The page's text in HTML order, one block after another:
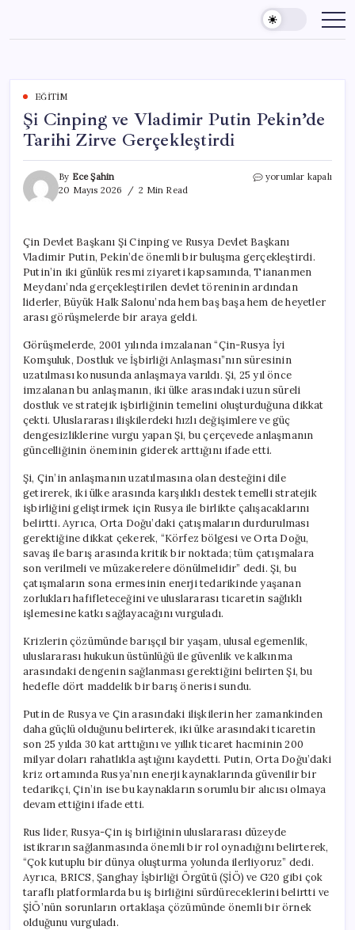
content
EĞITIM
Şi Cinping ve Vladimir Putin Pekin’de
Tarihi Zirve Gerçekleştirdi
By Ece Şahin
20 Mayıs 2026
2 Min Read
Şi
Pekin’de
Tarihi
Zirve
Gerçekleştirdi
için
yorumlar kapalı
Çin Devlet Başkanı Şi Cinping ve Rusya Devlet Başkanı
Vladimir Putin, Pekin’de önemli bir buluşma gerçekleştirdi.
Putin’in iki günlük resmi ziyareti kapsamında, Tiananmen
Meydanı’nda gerçekleştirilen devlet töreninin ardından
liderler, Büyük Halk Salonu’nda hem baş başa hem de heyetler
arası görüşmelerde bir araya geldi.
Görüşmelerde, 2001 yılında imzalanan “Çin-Rusya İyi
Komşuluk, Dostluk ve İşbirliği Anlaşması”nın süresinin
uzatılması konusunda anlaşmaya varıldı. Şi, 25 yıl önce
imzalanan bu anlaşmanın, iki ülke arasındaki uzun süreli
dostluk ve stratejik işbirliğinin temelini oluşturduğuna dikkat
çekti. Uluslararası ilişkilerdeki hızlı değişimlere ve güç
dengesizliklerine vurgu yapan Şi, bu çerçevede anlaşmanın
güncelliğinin öneminin giderek arttığını ifade etti.
Şi, Çin’in anlaşmanın uzatılmasına olan desteğini dile
getirerek, iki ülke arasında karşılıklı destek temelli stratejik
işbirliğini geliştirmek için Rusya ile birlikte çalışacaklarını
belirtti. Ayrıca, Orta Doğu’daki çatışmaların durdurulması
gerektiğine dikkat çekerek, “Körfez bölgesi ve Orta Doğu,
savaş ile barış arasında kritik bir noktada; tüm çatışmalara
son verilmeli ve müzakerelere dönülmelidir” dedi. Şi, bu
çatışmaların sona ermesinin enerji tedarikinde yaşanan
zorlukları hafifleteceğini ve uluslararası ticaretin sağlıklı
işlemesine katkı sağlayacağını vurguladı.
Krizlerin çözümünde barışçıl bir yaşam, ulusal egemenlik,
uluslararası hukukun üstünlüğü ile güvenlik ve kalkınma
arasındaki dengenin sağlanması gerektiğini belirten Şi, bu
hedefle dört maddelik bir barış önerisi sundu.
Putin de Rusya ve Çin arasındaki ilişkilerin her zamankinden
daha güçlü olduğunu belirterek, iki ülke arasındaki ticaretin
son 25 yılda 30 kat arttığını ve yıllık ticaret hacminin 200
milyar doları rahatlıkla aştığını kaydetti. Putin, Orta Doğu’daki
kriz ortamında Rusya’nın enerji kaynaklarında güvenilir bir
tedarikçi, Çin’in ise bu kaynakların sorumlu bir alıcısı olmaya
devam ettiğini ifade etti.
Rus lider, Rusya-Çin iş birliğinin uluslararası düzeyde
istikrarın sağlanmasında önemli bir rol oynadığını belirterek,
“Çok kutuplu bir dünya oluşturma yolunda ilerliyoruz” dedi.
Ayrıca, BRICS, Şanghay İşbirliği Örgütü (ŞİÖ) ve G20 gibi çok
taraflı platformlarda bu iş birliğini sürdüreceklerini belirtti ve
ŞİÖ’nün sorunların ortaklaşa çözümünde önemli bir örnek
olduğunu vurguladı.